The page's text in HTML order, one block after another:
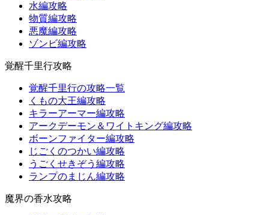
水編攻略
物質編攻略
悪魔編攻略
ゾンビ編攻略
覚醒千里行攻略
覚醒千里行の攻略一覧
くもの大王編攻略
キラーアーマー編攻略
アークデーモン＆ワイトキング編攻略
ボーンファイター編攻略
じごくのつかい編攻略
うごくせきぞう編攻略
ランプのまじん編攻略
魔界の香水攻略